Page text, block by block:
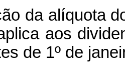
da alíquota
aos
de 1º de